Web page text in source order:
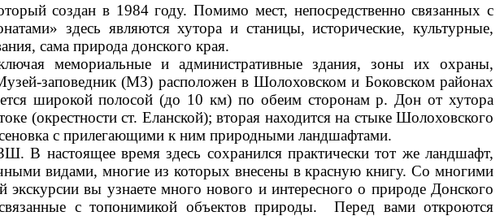
создан в 1984 году. Помимо мест, непосредственно связанных с
здесь являются хутора и станицы, исторические, культурные,
сама природа донского края.
мемориальные и административные здания, зоны их охраны,
заповедник (МЗ) расположен в Шолоховском и Боковском районах
широкой полосой (до 10 км) по обеим сторонам р. Дон от хутора
(окрестности ст. Еланской); вторая находится на стыке Шолоховского
с прилегающими к ним природными ландшафтами.
В настоящее время здесь сохранился практически тот же ландшафт,
видами, многие из которых внесены в красную книгу. Со многими
вы узнаете много нового и интересного о природе Донского
с топонимикой объектов природы. Перед вами откроются